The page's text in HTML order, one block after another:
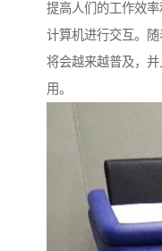
提高人们的工作效
计算机进行交互。
将会越来越普及，
用。